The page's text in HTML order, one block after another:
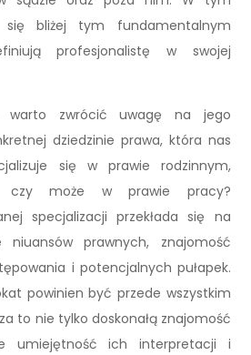
się bliżej tym fundamentalnym
profesjonalistę w swojej
warto zwrócić uwagę na jego
dziedzinie prawa, która nas
się w prawie rodzinnym,
czy może w prawie pracy?
specjalizacji przekłada się na
niuansów prawnych, znajomość
i potencjalnych pułapek.
powinien być przede wszystkim
to nie tylko doskonałą znajomość
umiejętność ich interpretacji i